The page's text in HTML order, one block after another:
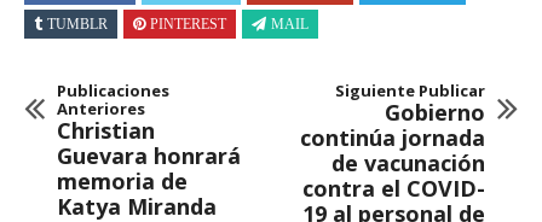
TUMBLR
PINTEREST MAIL
Publicaciones
Anteriores
Christian
Guevara honrará
memoria de
Katya Miranda
Siguiente Publicar
Gobierno
continúa jornada
de vacunación
contra el COVID-
19 al personal de